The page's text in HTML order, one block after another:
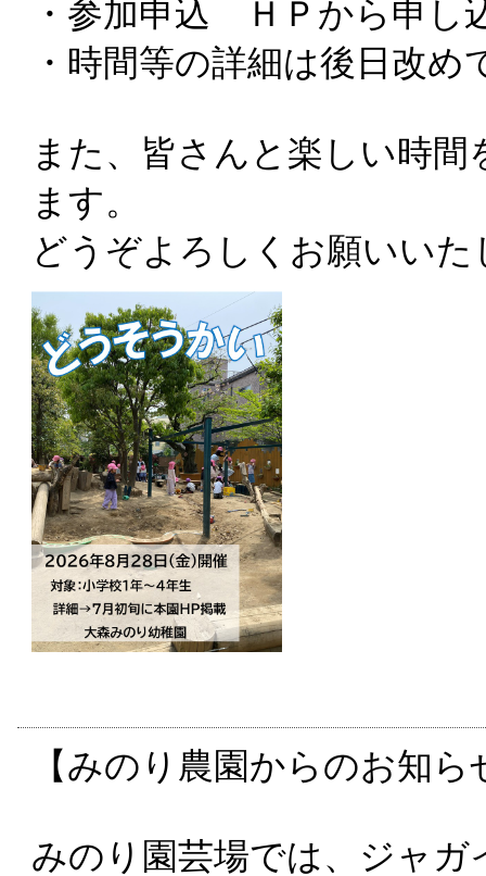
・参加申込 ＨＰから申し
・時間等の詳細は後日改
また、皆さんと楽しい時
ます。
どうぞよろしくお願いいた
【みのり農園からのお知ら
みのり園芸場では、ジャ